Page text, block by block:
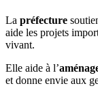
La préfecture
aide les projets
vivant.
Elle aide à l’
et donne envie aux